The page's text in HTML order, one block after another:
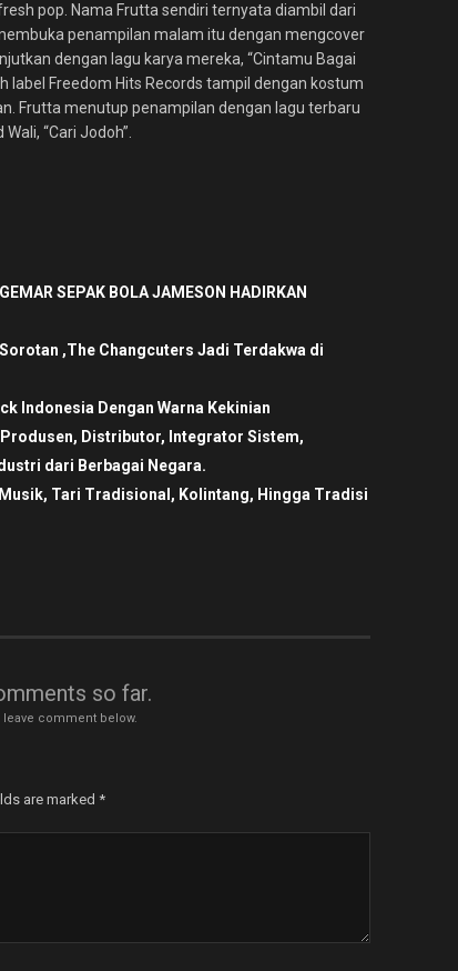
pop. Nama Frutta sendiri ternyata diambil dari
penampilan malam itu dengan mengcover
dengan lagu karya mereka, “Cintamu Bagai
label Freedom Hits Records tampil dengan kostum
Frutta menutup penampilan dengan lagu terbaru
“Cari Jodoh”.
SEPAK BOLA JAMESON HADIRKAN
,The Changcuters Jadi Terdakwa di
Indonesia Dengan Warna Kekinian
Produsen, Distributor, Integrator Sistem,
dari Berbagai Negara.
Tari Tradisional, Kolintang, Hingga Tradisi
so far.
leave comment below.
are marked *